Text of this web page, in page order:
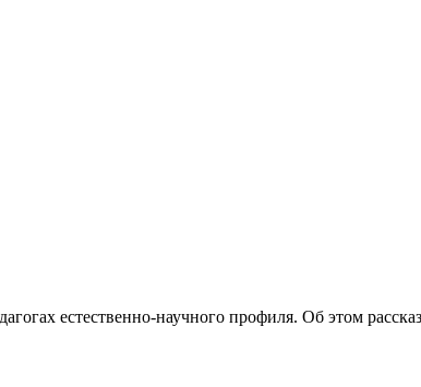
естественно-научного профиля. Об этом